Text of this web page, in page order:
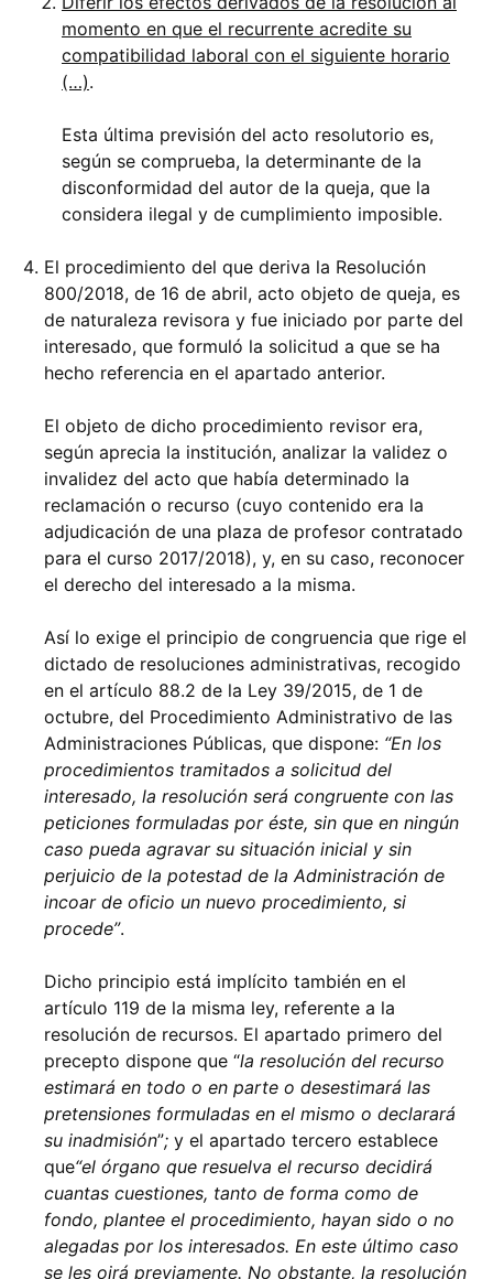
momento en que el recurrente acredite su
compatibilidad laboral con el siguiente horario
(…).
Esta última previsión del acto resolutorio es,
según se comprueba, la determinante de la
disconformidad del autor de la queja, que la
considera ilegal y de cumplimiento imposible.
El procedimiento del que deriva la Resolución
800/2018, de 16 de abril, acto objeto de queja, es
de naturaleza revisora y fue iniciado por parte del
interesado, que formuló la solicitud a que se ha
hecho referencia en el apartado anterior.
El objeto de dicho procedimiento revisor era,
según aprecia la institución, analizar la validez o
invalidez del acto que había determinado la
reclamación o recurso (cuyo contenido era la
adjudicación de una plaza de profesor contratado
para el curso 2017/2018), y, en su caso, reconocer
el derecho del interesado a la misma.
Así lo exige el principio de congruencia que rige el
dictado de resoluciones administrativas, recogido
en el artículo 88.2 de la Ley 39/2015, de 1 de
octubre, del Procedimiento Administrativo de las
Administraciones Públicas, que dispone: En los
procedimientos tramitados a solicitud del
interesado, la resolución será congruente con las
peticiones formuladas por éste, sin que en ningún
caso pueda agravar su situación inicial y sin
perjuicio de la potestad de la Administración de
incoar de oficio un nuevo procedimiento, si
procede .
Dicho principio está implícito también en el
artículo 119 de la misma ley, referente a la
resolución de recursos. El apartado primero del
precepto dispone que la resolución del recurso
estimará en todo o en parte o desestimará las
pretensiones formuladas en el mismo o declarará
su inadmisión ; y el apartado tercero establece
que el órgano que resuelva el recurso decidirá
cuantas cuestiones, tanto de forma como de
fondo, plantee el procedimiento, hayan sido o no
alegadas por los interesados. En este último caso
se les oirá previamente. No obstante, la resolución